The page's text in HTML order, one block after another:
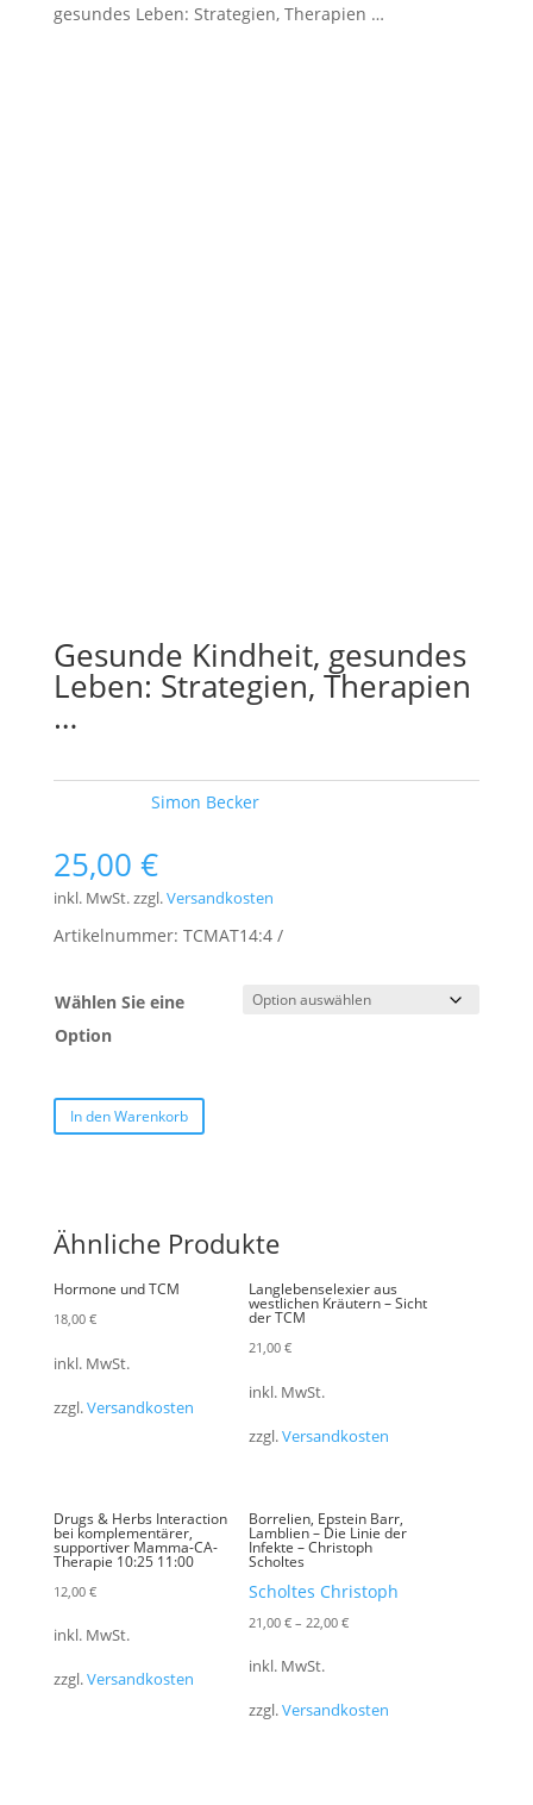
gesundes Leben: Strategien, Therapien …
Gesunde Kindheit, gesundes
Leben: Strategien, Therapien
…
Simon Becker
25,00 €
inkl. MwSt.zzgl.Versandkosten
Artikelnummer: TCMAT14:4
Wählen Sie eine
Option
In den Warenkorb
Ähnliche Produkte
Hormone und TCM
18,00 €
inkl. MwSt.
zzgl.Versandkosten
Langlebenselexier aus
westlichen Kräutern – Sicht
der TCM
21,00 €
inkl. MwSt.
zzgl.Versandkosten
Drugs & Herbs Interaction
bei komplementärer,
supportiver Mamma-CA-
Therapie 10:25 11:00
12,00 €
inkl. MwSt.
zzgl.Versandkosten
Borrelien, Epstein Barr,
Lamblien – Die Linie der
Infekte – Christoph
Scholtes
Scholtes Christoph
21,00 €– 22,00 €
inkl. MwSt.
zzgl.Versandkosten